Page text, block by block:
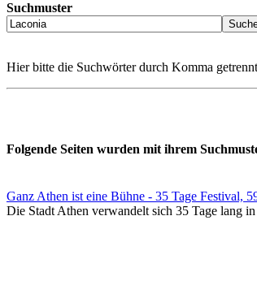
Suchmuster
Hier bitte die Suchwörter durch Komma
Folgende Seiten wurden mit ihrem
Ganz Athen ist eine Bühne - 35 Tage Festival,
Die Stadt Athen verwandelt sich 35 Tage lang